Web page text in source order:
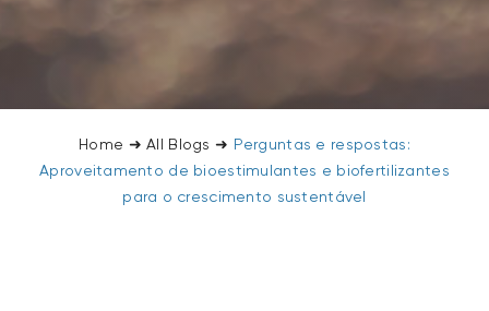
Home ➜All Blogs ➜ Perguntas e respostas:
Aproveitamento de bioestimulantes e biofertilizantes
para o crescimento sustentável